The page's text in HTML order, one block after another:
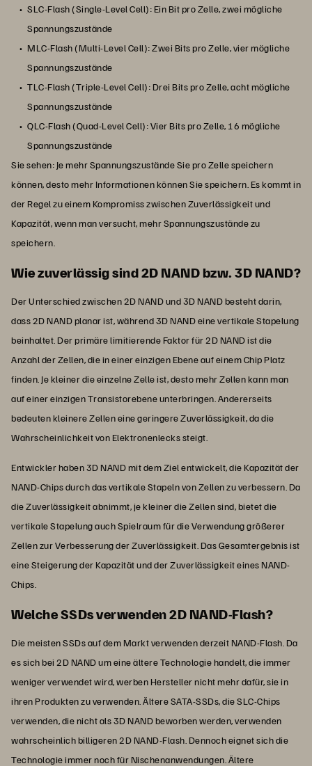
SLC-Flash (Single-Level Cell): Ein Bit pro Zelle, zwei mögliche
Spannungszustände
MLC-Flash (Multi-Level Cell): Zwei Bits pro Zelle, vier mögliche
Spannungszustände
TLC-Flash (Triple-Level Cell): Drei Bits pro Zelle, acht mögliche
Spannungszustände
QLC-Flash (Quad-Level Cell): Vier Bits pro Zelle, 16 mögliche
Spannungszustände
Sie sehen: Je mehr Spannungszustände Sie pro Zelle speichern
können, desto mehr Informationen können Sie speichern. Es kommt in
der Regel zu einem Kompromiss zwischen Zuverlässigkeit und
Kapazität, wenn man versucht, mehr Spannungszustände zu
speichern.
Wie zuverlässig sind 2D NAND bzw. 3D NAND?
Der Unterschied zwischen 2D NAND und 3D NAND besteht darin,
dass 2D NAND planar ist, während 3D NAND eine vertikale Stapelung
beinhaltet. Der primäre limitierende Faktor für 2D NAND ist die
Anzahl der Zellen, die in einer einzigen Ebene auf einem Chip Platz
finden. Je kleiner die einzelne Zelle ist, desto mehr Zellen kann man
auf einer einzigen Transistorebene unterbringen. Andererseits
bedeuten kleinere Zellen eine geringere Zuverlässigkeit, da die
Wahrscheinlichkeit von Elektronenlecks steigt.
Entwickler haben 3D NAND mit dem Ziel entwickelt, die Kapazität der
NAND-Chips durch das vertikale Stapeln von Zellen zu verbessern. Da
die Zuverlässigkeit abnimmt, je kleiner die Zellen sind, bietet die
vertikale Stapelung auch Spielraum für die Verwendung größerer
Zellen zur Verbesserung der Zuverlässigkeit. Das Gesamtergebnis ist
eine Steigerung der Kapazität und der Zuverlässigkeit eines NAND-
Chips.
Welche SSDs verwenden 2D NAND-Flash?
Die meisten SSDs auf dem Markt verwenden derzeit NAND-Flash. Da
es sich bei 2D NAND um eine ältere Technologie handelt, die immer
weniger verwendet wird, werben Hersteller nicht mehr dafür, sie in
ihren Produkten zu verwenden. Ältere SATA-SSDs, die SLC-Chips
verwenden, die nicht als 3D NAND beworben werden, verwenden
wahrscheinlich billigeren 2D NAND-Flash. Dennoch eignet sich die
Technologie immer noch für Nischenanwendungen. Ältere